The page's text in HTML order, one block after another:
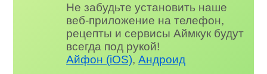
Не забудьте установить наше
веб-приложение на телефон,
рецепты и сервисы Аймкук будут
всегда под рукой!
Айфон (iOS),Андроид